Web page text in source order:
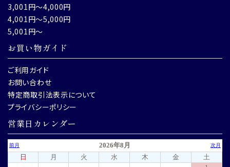
3,001円～4,000円
4,001円～5,000円
5,001円～
お買い物ガイド
ご利用ガイド
お問い合わせ
特定商取引法表示について
プライバシーポリシー
営業日カレンダー